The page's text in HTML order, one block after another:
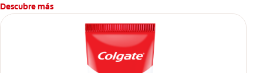
¿Qué hace el carbón activado en una pasta dental y por qué
se usa para ayudar a remover manchas superficiales?
También encontrarás cómo incluirla en tu rutina, en casa o de
viaje, con tips de cepillado para una sonrisa sana.
Descubre más